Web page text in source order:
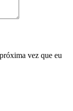
vez que eu